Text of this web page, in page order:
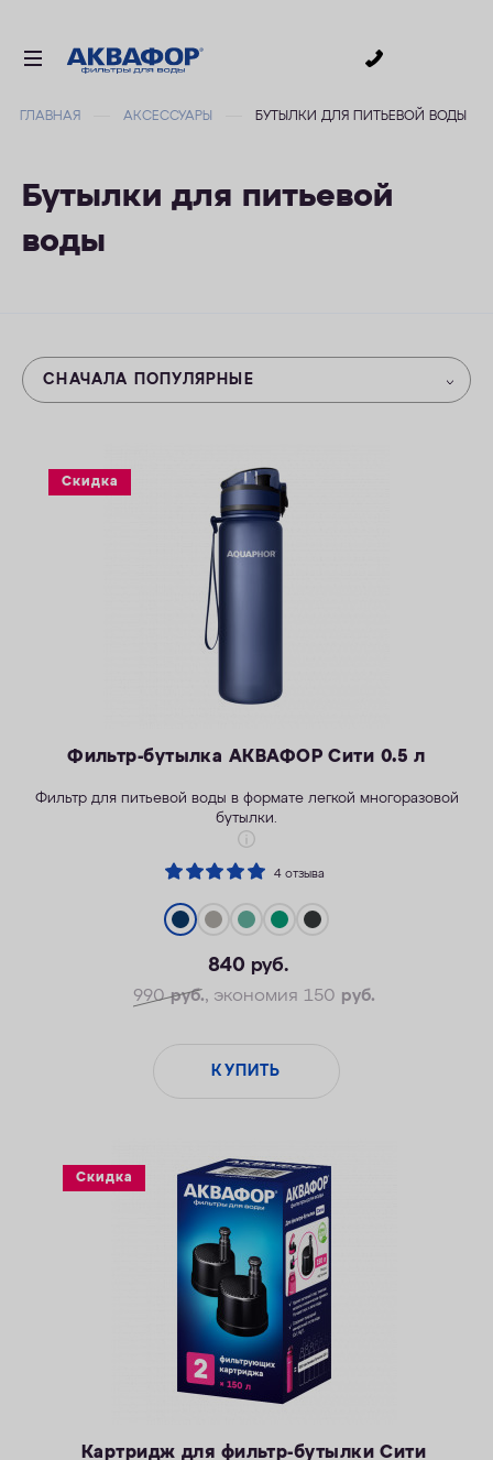
ДЛЯ ВАННОЙ
В КОТТЕДЖ
УСЛУГИ
ГЛАВНАЯ АКСЕССУАРЫ БУТЫЛКИ ДЛЯ ПИТЬЕВОЙ ВОДЫ
Бутылки для питьевой
воды
СНАЧАЛА ПОПУЛЯРНЫЕ
Скидка
Фильтр-бутылка АКВАФОР Сити 0.5 л
Фильтр для питьевой воды в формате легкой многоразовой
бутылки.
Легкость активной жизни
Безопасные материалы
4 отзыва
840 руб.
990руб., экономия 150 руб.
КУПИТЬ
Скидка
Картридж для фильтр-бутылки Сити